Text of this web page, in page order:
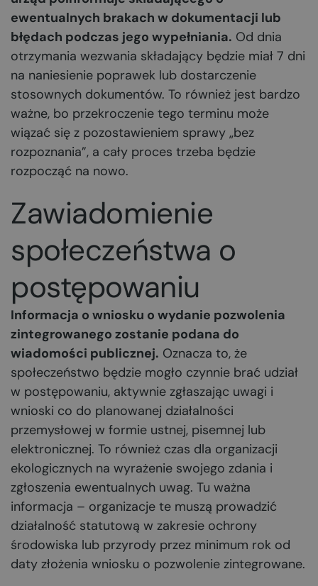
ewentualnych brakach w dokumentacji lub
błędach podczas jego wypełniania. Od dnia
otrzymania wezwania składający będzie miał 7 dni
na naniesienie poprawek lub dostarczenie
stosownych dokumentów. To również jest bardzo
ważne, bo przekroczenie tego terminu może
wiązać się z pozostawieniem sprawy „bez
rozpoznania”, a cały proces trzeba będzie
rozpocząć na nowo.
Zawiadomienie
społeczeństwa o
postępowaniu
Informacja o wniosku o wydanie pozwolenia
zintegrowanego zostanie podana do
wiadomości publicznej. Oznacza to, że
społeczeństwo będzie mogło czynnie brać udział
w postępowaniu, aktywnie zgłaszając uwagi i
wnioski co do planowanej działalności
przemysłowej w formie ustnej, pisemnej lub
elektronicznej. To również czas dla organizacji
ekologicznych na wyrażenie swojego zdania i
zgłoszenia ewentualnych uwag. Tu ważna
informacja – organizacje te muszą prowadzić
działalność statutową w zakresie ochrony
środowiska lub przyrody przez minimum rok od
daty złożenia wniosku o pozwolenie zintegrowane.